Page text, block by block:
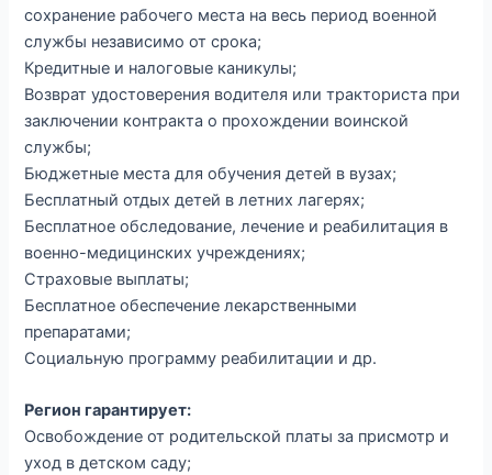
сохранение рабочего места на весь период военной
службы независимо от срока;
Кредитные и налоговые каникулы;
Возврат удостоверения водителя или тракториста при
заключении контракта о прохождении воинской
службы;
Бюджетные места для обучения детей в вузах;
Бесплатный отдых детей в летних лагерях;
Бесплатное обследование, лечение и реабилитация в
военно-медицинских учреждениях;
Страховые выплаты;
Бесплатное обеспечение лекарственными
препаратами;
Социальную программу реабилитации и др.
Регион гарантирует:
Освобождение от родительской платы за присмотр и
уход в детском саду;